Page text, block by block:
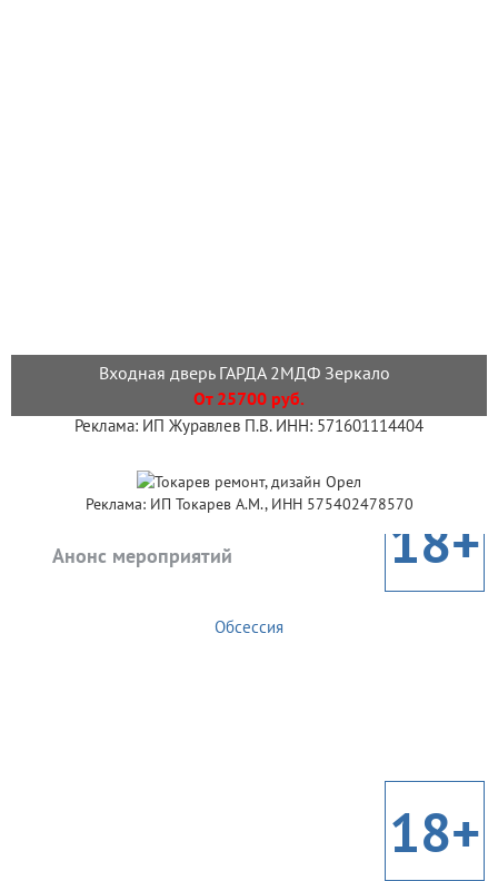
Входная дверь ГАРДА 2МДФ Зеркало
От 25700 руб.
Реклама: ИП Журавлев П.В. ИНН: 571601114404
Реклама: ИП Токарев А.М., ИНН 575402478570
Анонс мероприятий 18+
Обсессия
18+